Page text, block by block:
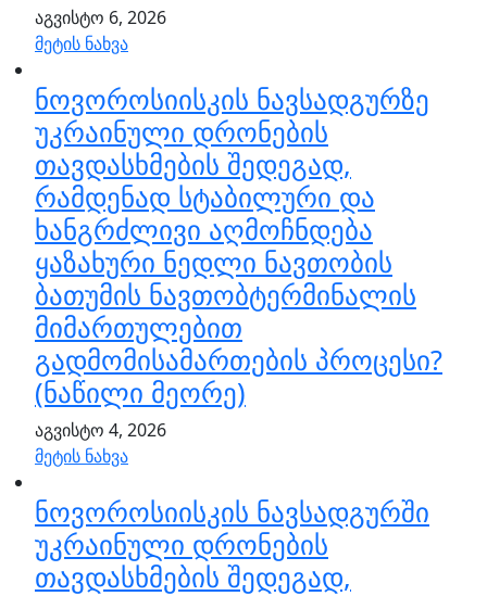
აგვისტო 6, 2026
მეტის ნახვა
ნოვოროსიისკის ნავსადგურზე
უკრაინული დრონების
თავდასხმების შედეგად,
რამდენად სტაბილური და
ხანგრძლივი აღმოჩნდება
ყაზახური ნედლი ნავთობის
ბათუმის ნავთობტერმინალის
მიმართულებით
გადმომისამართების პროცესი?
(ნაწილი მეორე)
აგვისტო 4, 2026
მეტის ნახვა
ნოვოროსიისკის ნავსადგურში
უკრაინული დრონების
თავდასხმების შედეგად,